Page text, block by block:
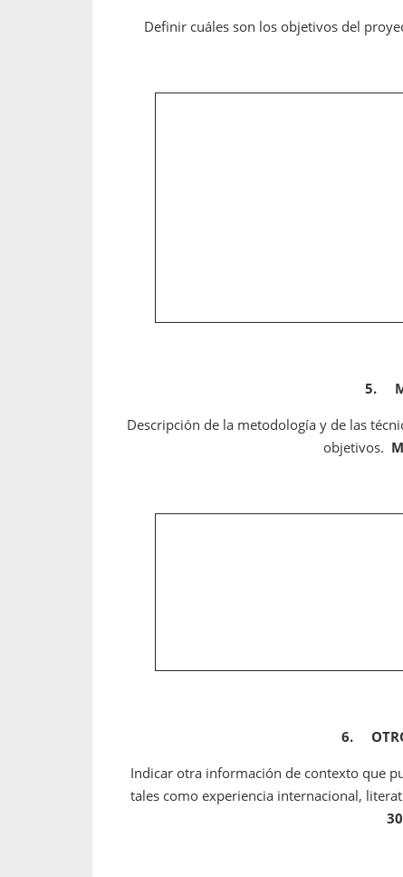
Definir cuáles son los objetivos del
5.
Descripción de la metodología y de las
objetivos.
6.
Indicar otra información de contexto que
tales como experiencia internacional,